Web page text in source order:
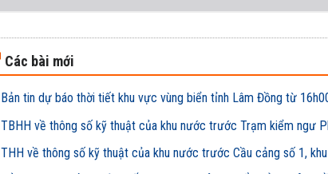
Các bài mới
Bản tin dự báo thời tiết khu vực vùng biển tỉnh Lâm Đồng từ
TBHH về thông số kỹ thuật của khu nước trước Trạm kiểm ngư
THH về thông số kỹ thuật của khu nước trước Cầu cảng số 1,